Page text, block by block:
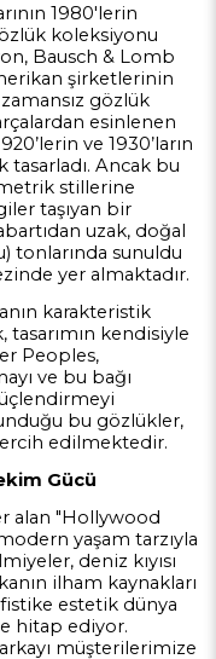
1980'lerin
koleksiyonu
Bausch & Lomb
şirketlerinin
gözlük
esinlenen
ve 1930’ların
Ancak bu
stillerine
taşıyan bir
uzak, doğal
tonlarında sunuldu
yer almaktadır.
karakteristik
kendisiyle
Peoples,
ve bu bağı
bu gözlükler,
edilmektedir.
Gücü
alan "Hollywood
yaşam tarzıyla
deniz kıyısı
ilham kaynakları
estetik dünya
hitap ediyor.
müşterilerimize